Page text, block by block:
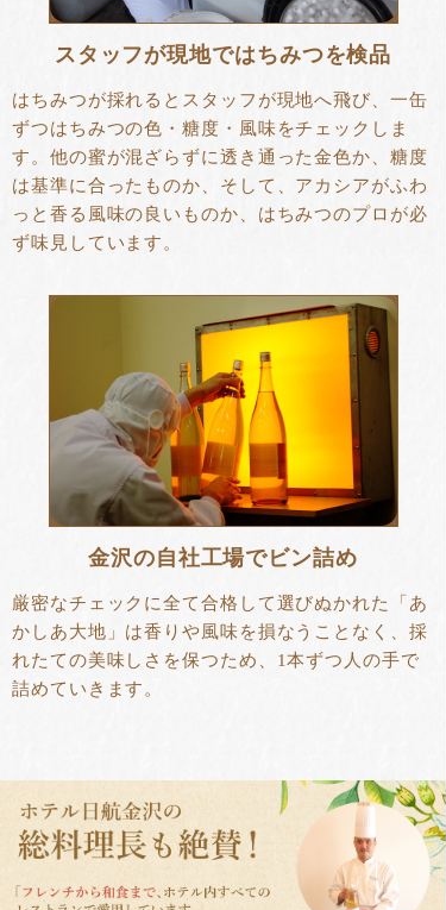
スタッフが現地ではちみつを検品
はちみつが採れるとスタッフが現地へ飛び、一缶
ずつはちみつの色・糖度・風味をチェックしま
す。他の蜜が混ざらずに透き通った金色か、糖度
は基準に合ったものか、そして、アカシアがふわ
っと香る風味の良いものか、はちみつのプロが必
ず味見しています。
金沢の自社工場でビン詰め
厳密なチェックに全て合格して選びぬかれた「あ
かしあ大地」は香りや風味を損なうことなく、採
れたての美味しさを保つため、1本ずつ人の手で
詰めていきます。